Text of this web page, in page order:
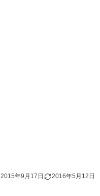
2015年9月17日 2016年5月12日